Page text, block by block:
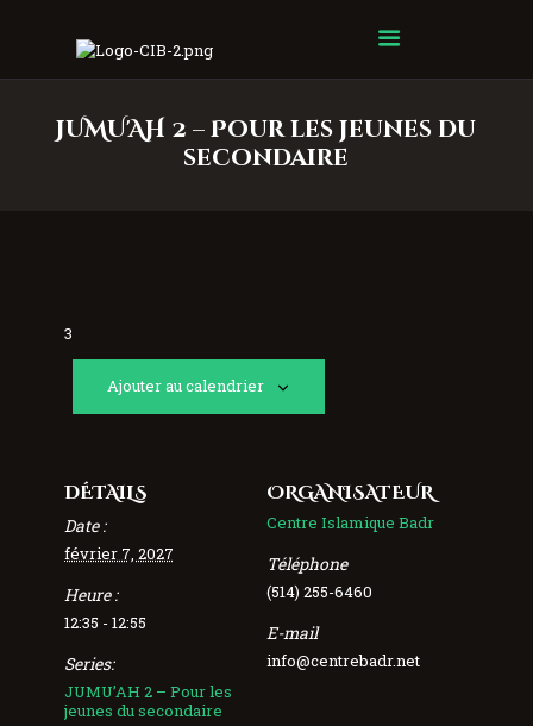
JUMU'AH 2 – Pour les jeunes du
secondaire
Centre Islamique Badr
3
Ajouter au calendrier
DÉTAILS
Date :
février 7, 2027
Heure :
12:35 - 12:55
Series:
JUMU’AH 2 – Pour les
jeunes du secondaire
ORGANISATEUR
Centre Islamique Badr
Téléphone
(514) 255-6460
E-mail
info@centrebadr.net